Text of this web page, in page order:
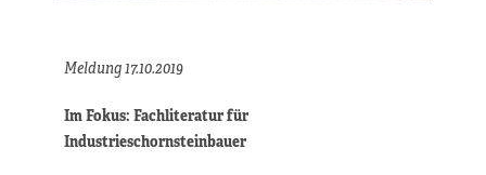
Meldung 17.10.2019
Im Fokus: Fachliteratur für
Industrieschornsteinbauer